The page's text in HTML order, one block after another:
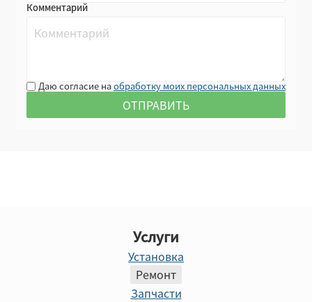
Комментарий
Даю согласие наобработку моих персональных данных
Услуги
Установка
Ремонт
Запчасти